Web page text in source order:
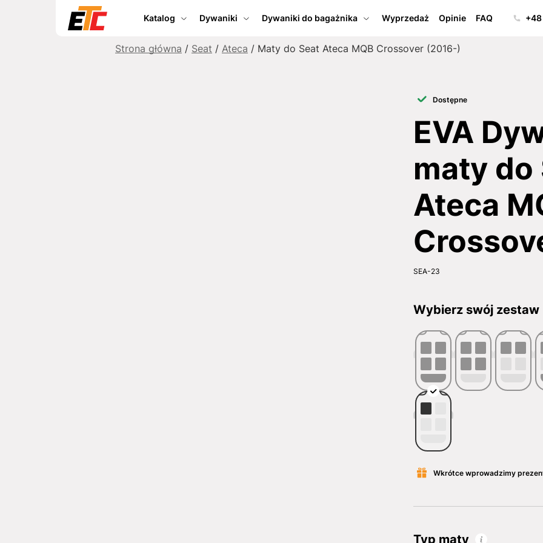
Katalog Dywaniki Dywaniki do bagażnika Wyprzedaż Opinie FAQ
Strona główna / Seat / Ateca / Maty do Seat Ateca MQB Crossover (2016-)
Dostępne
EVA
maty do
Ateca
SEA-23
Wybierz swój zestaw
Wkrótce wprowadzimy
Typ maty